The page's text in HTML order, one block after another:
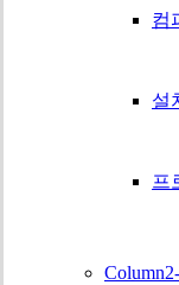
컴
설
프